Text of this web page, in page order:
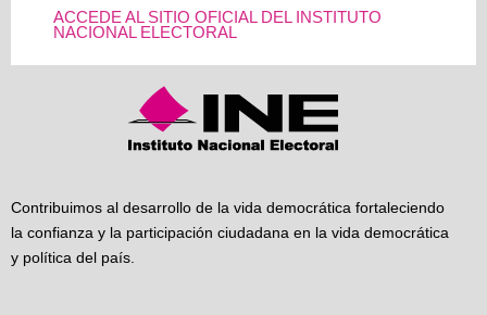
ACCEDE AL SITIO OFICIAL DEL INSTITUTO
NACIONAL ELECTORAL
Contribuimos al desarrollo de la vida democrática fortaleciendo
la confianza y la participación ciudadana en la vida democrática
y política del país.